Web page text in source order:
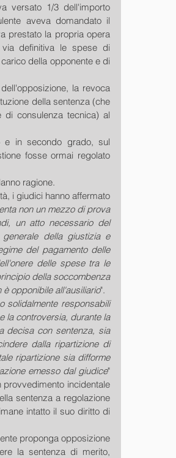
versato 1/3 dell'importo
aveva domandato il
prestato la propria opera
definitiva le spese di
della opponente e di
la revoca
della sentenza (che
consulenza tecnica) al
e in secondo grado, sul
fosse ormai regolato
ragione.
i giudici hanno affermato
non un mezzo di prova
un atto necessario del
della giustizia e
del pagamento delle
delle spese tra le
della soccombenza
opponibile all'ausiliario".
solidalmente responsabili
la controversia, durante la
decisa con sentenza, sia
dalla ripartizione di
ripartizione sia difforme
emesso dal giudice"
incidentale
sentenza a regolazione
intatto il suo diritto di
proponga opposizione
la sentenza di merito,